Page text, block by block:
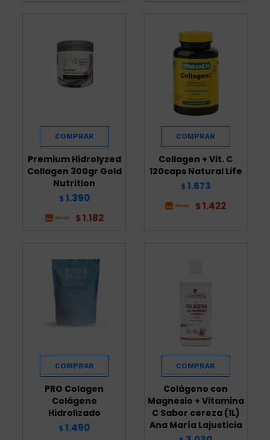
Premium Hidrolyzed
Collagen 300gr Gold
Nutrition
$ 1.390
$ 1.182
Collagen + Vit. C
120caps Natural Life
$ 1.673
$ 1.422
PRO Colagen
Colágeno
Hidrolizado
$ 1.490
Colágeno con
Magnesio + Vitamina
C Sabor cereza (1L)
Ana María Lajusticia